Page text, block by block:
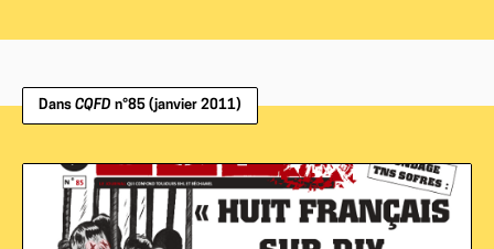
Dans CQFD n°85 (janvier 2011)